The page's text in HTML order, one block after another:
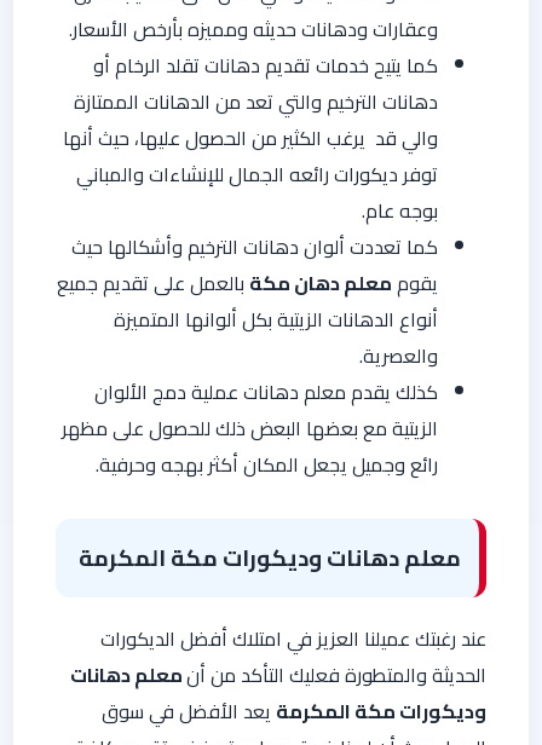
وعقارات ودهانات حديثه ومميزه بأرخص الأسعار.
كما يتيح خدمات تقديم دهانات تقلد الرخام أو
دهانات الترخيم والتي تعد من الدهانات الممتازة
والي قد يرغب الكثير من الحصول عليها، حيث أنها
توفر ديكورات رائعه الجمال للإنشاءات والمباني
بوجه عام.
كما تعددت ألوان دهانات الترخيم وأشكالها حيث
يقوممعلم دهان مكة بالعمل على تقديم جميع
أنواع الدهانات الزيتية بكل ألوانها المتميزة
والعصرية.
كذلك يقدم معلم دهانات عملية دمج الألوان
الزيتية مع بعضها البعض ذلك للحصول على مظهر
رائع وجميل يجعل المكان أكثر بهجه وحرفية.
معلم دهانات وديكورات مكة المكرمة
عند رغبتك عميلنا العزيز في امتلاك أفضل الديكورات
الحديثة والمتطورة فعليك التأكد من أنمعلم دهانات
وديكورات مكة المكرمة يعد الأفضل في سوق